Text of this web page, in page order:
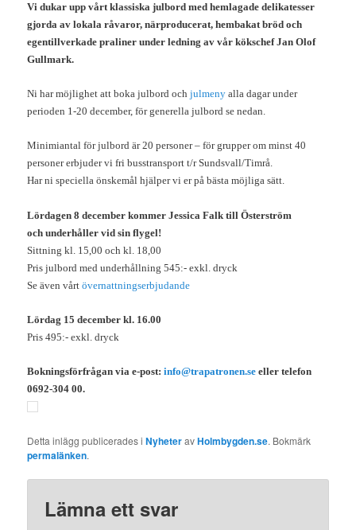
Vi dukar upp vårt klassiska julbord med hemlagade delikatesser
gjorda av lokala råvaror, närproducerat, hembakat bröd och
egentillverkade praliner under ledning av vår kökschef Jan Olof
Gullmark.
Ni har möjlighet att boka julbord ochjulmeny alla dagar under
perioden 1-20 december, för generella julbord se nedan.
Minimiantal för julbord är 20 personer – för grupper om minst 40
personer erbjuder vi fri busstransport t/r Sundsvall/Timrå.
Har ni speciella önskemål hjälper vi er på bästa möjliga sätt.
Lördagen 8 december kommer Jessica Falk till Österström
och underhåller vid sin flygel!
Sittning kl. 15,00 och kl. 18,00
Pris julbord med underhållning 545:- exkl. dryck
Se även vårtövernattningserbjudande
Lördag 15 december kl. 16.00
Pris 495:- exkl. dryck
Bokningsförfrågan via e-post:info@trapatronen.se eller telefon
0692-304 00.
Detta inlägg publicerades iNyheteravHolmbygden.se. Bokmärk
permalänken.
Lämna ett svar